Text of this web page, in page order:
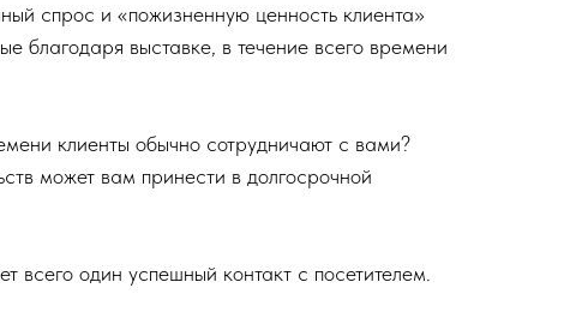
спрос и «пожизненную ценность клиента»
благодаря выставке, в течение всего времени
клиенты обычно сотрудничают с вами?
может вам принести в долгосрочной
всего один успешный контакт с посетителем.